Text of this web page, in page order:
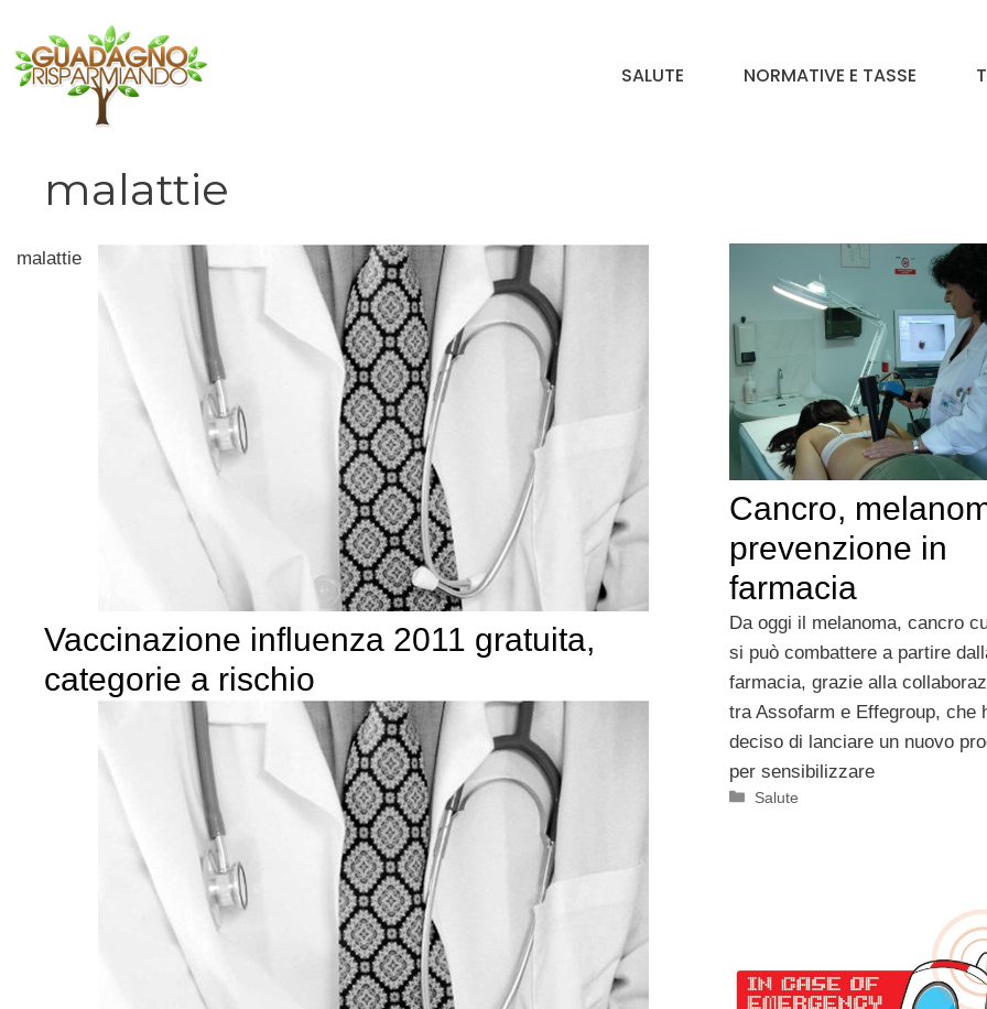
contenuto
SALUTE NORMATIVE E TASSE
malattie
malattie
Vaccinazione influenza 2011 gratuita,
categorie a rischio
Cancro,
prevenzione in
farmacia
Da oggi il melanoma, cancro
si può combattere a partire
farmacia, grazie alla
tra Assofarm e Effegroup, che
deciso di lanciare un nuovo
per sensibilizzare
Categorie
Salute